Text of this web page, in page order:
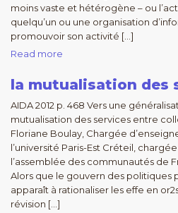
moins vaste et hétérogène – ou
quelqu’un ou une organisation
promouvoir son activité […]
Read more
la mutualisation des
AIDA 2012 p. 468 Vers une
mutualisation des services entre
Floriane Boulay, Chargée
l’université Paris-Est Créteil,
l’assemblée des communautés de
Alors que le gouvern des politiques
apparaît à rationaliser les effe en
révision […]